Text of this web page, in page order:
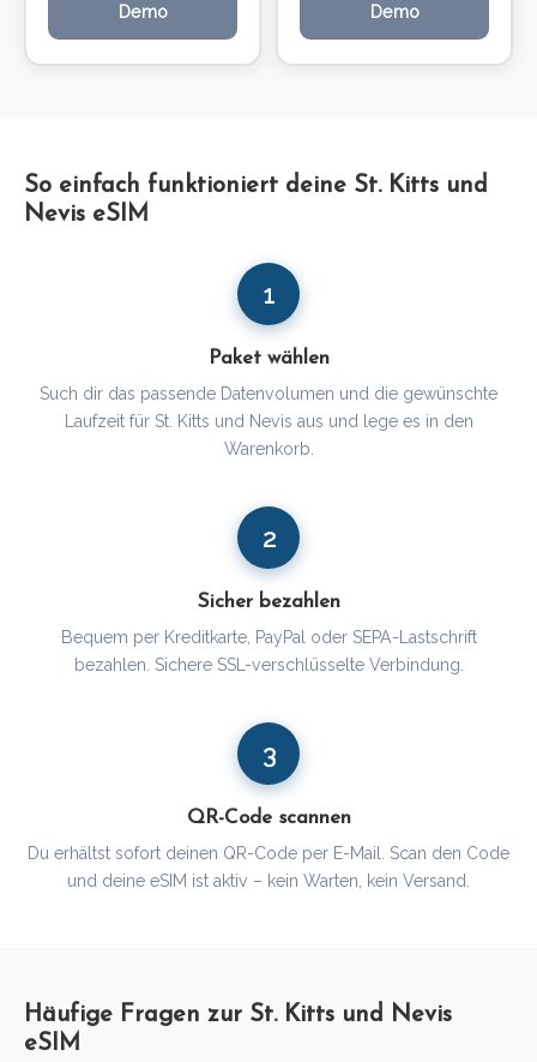
Demo Demo
So einfach funktioniert deine St. Kitts und
Nevis eSIM
1
Paket wählen
Such dir das passende Datenvolumen und die gewünschte
Laufzeit für St. Kitts und Nevis aus und lege es in den
Warenkorb.
2
Sicher bezahlen
Bequem per Kreditkarte, PayPal oder SEPA-Lastschrift
bezahlen. Sichere SSL-verschlüsselte Verbindung.
3
QR-Code scannen
Du erhältst sofort deinen QR-Code per E-Mail. Scan den Code
und deine eSIM ist aktiv – kein Warten, kein Versand.
Häufige Fragen zur St. Kitts und Nevis
eSIM